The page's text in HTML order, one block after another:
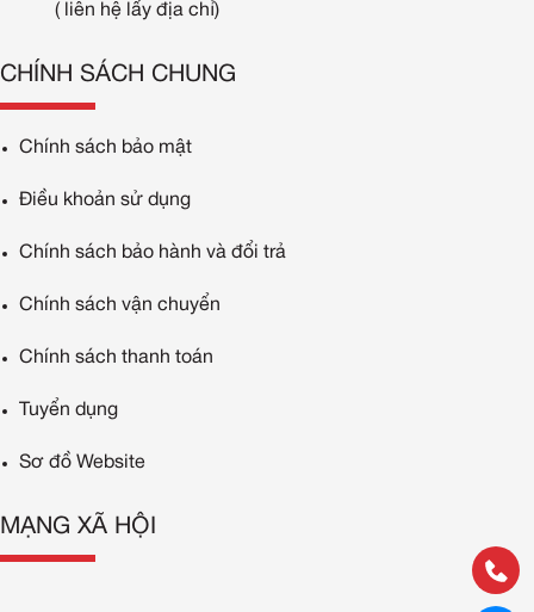
( liên hệ lấy địa chỉ)
CHÍNH SÁCH CHUNG
Chính sách bảo mật
Điều khoản sử dụng
Chính sách bảo hành và đổi trả
Chính sách vận chuyển
Chính sách thanh toán
Tuyển dụng
Sơ đồ Website
MẠNG XÃ HỘI